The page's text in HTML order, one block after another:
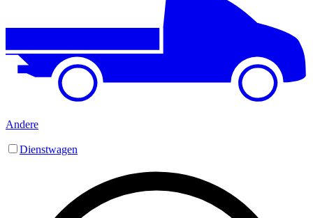
Andere
Dienstwagen